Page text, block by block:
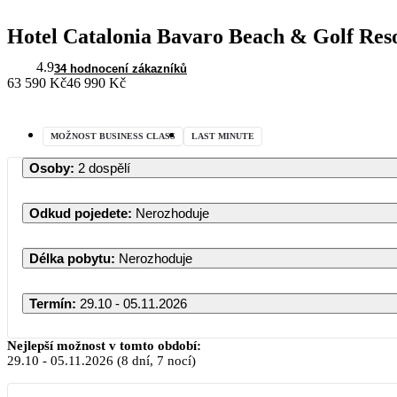
Hotel Catalonia Bavaro Beach & Golf
4.934 hodnocení zákazníků
63 590 Kč46 990 Kč
MOŽNOST BUSINESS CLASS LAST MINUTE
Osoby: 2 dospělí
Odkud pojedete: Nerozhoduje
Délka pobytu: Nerozhoduje
Termín: 29.10 - 05.11.2026
Nejlepší možnost v tomto období:
29.10 - 05.11.2026 (8 dní, 7 nocí)